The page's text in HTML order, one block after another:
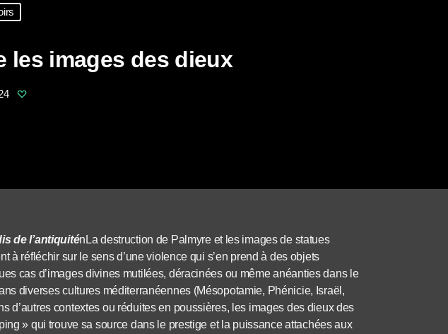
les images des dieux
de l’antiquitén La destruction de Palmyre et les images de statues
à réfléchir sur le sens d’une violence qui s’en prend à des objets
cas d’images divines mutilées, déracinées ou même anéanties dans le
diverses cultures méditerranéennes (Mésopotamie, Phénicie, Israël,
d’autres contextes ou réduites en poussières, les images des dieux des
» qui trouve sa source dans le prestige et la puissance attachées aux